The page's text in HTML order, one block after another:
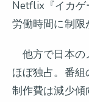
Netflix『イカゲ
労働時間に制限
他方で日本の
ほぼ独占。番組
制作費は減少傾